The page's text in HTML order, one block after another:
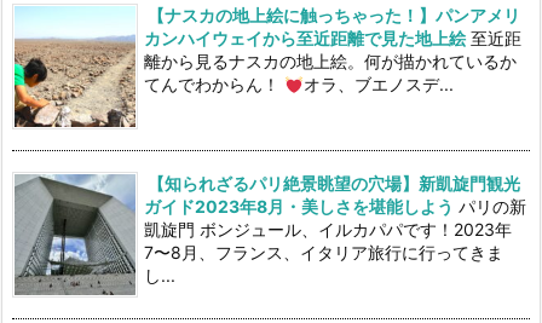
【ナスカの地上絵に触っちゃった！】パンアメリ
カンハイウェイから至近距離で見た地上絵 至近距
離から見るナスカの地上絵。何が描かれているか
てんでわからん！
オラ、ブエノスデ...
【知られざるパリ絶景眺望の穴場】新凱旋門観光
ガイド2023年8月・美しさを堪能しよう パリの新
凱旋門 ボンジュール、イルカパパです！2023年
7〜8月、フランス、イタリア旅行に行ってきま
し...